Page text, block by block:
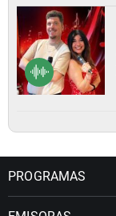
PROGRAMAS